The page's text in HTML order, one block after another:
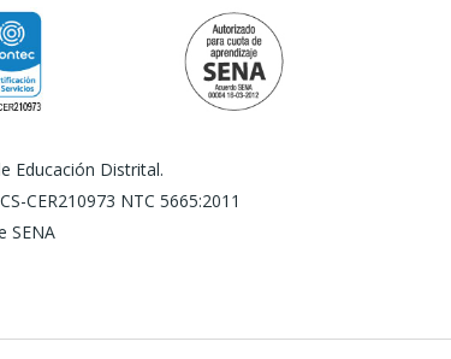
Educación Distrital.
CER210973 NTC 5665:2011
SENA